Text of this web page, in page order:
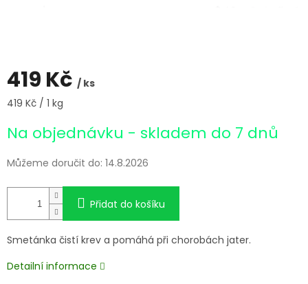
419 Kč / ks
Měrná
419 Kč / 1 kg
Na objednávku - skladem do 7 dnů
Můžeme doručit do: 14.8.2026
Přidat do košíku
Smetánka čistí krev a pomáhá při chorobách jater.
Detailní informace